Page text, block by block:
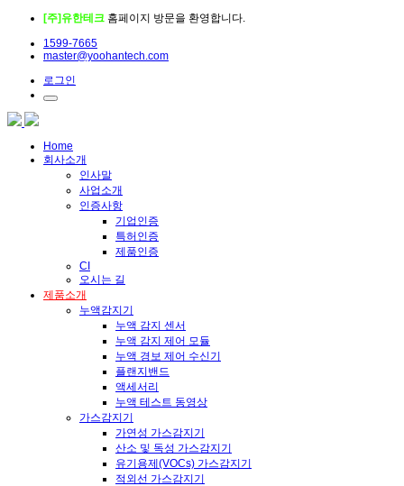
[주]유한테크 홈페이지 방문을 환영합니다.
1599-7665
master@yoohantech.com
로그인
Home
회사소개
인사말
사업소개
인증사항
기업인증
특허인증
제품인증
CI
오시는 길
제품소개
누액감지기
누액 감지 센서
누액 감지 제어 모듈
누액 경보 제어 수신기
플랜지밴드
액세서리
누액 테스트 동영상
가스감지기
가연성 가스감지기
산소 및 독성 가스감지기
유기용제(VOCs) 가스감지기
적외선 가스감지기